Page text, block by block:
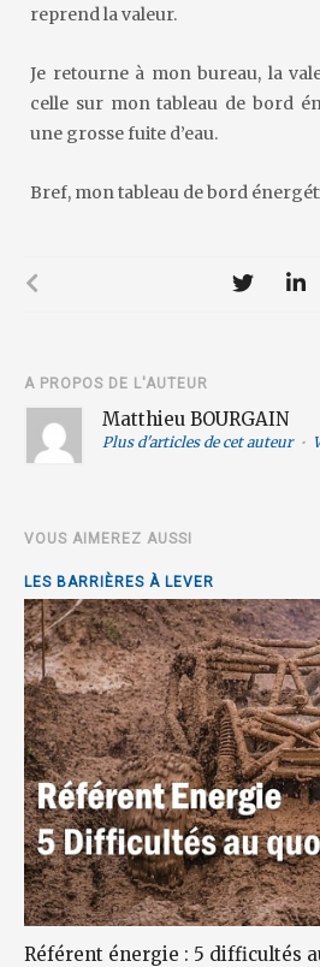
reprend la valeur.
Je retourne à mon bureau, la
celle sur mon tableau de bord
une grosse fuite d’eau.
Bref, mon tableau de bord
A PROPOS DE L'AUTEUR
Matthieu BOURGAIN
Plus d'articles de cet auteur•
VOUS AIMEREZ AUSSI
LES BARRIÈRES À LEVER
Référent énergie : 5 difficultés